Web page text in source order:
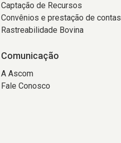
Captação de Recursos
Convênios e prestação de contas
Rastreabilidade Bovina
Comunicação
A Ascom
Fale Conosco